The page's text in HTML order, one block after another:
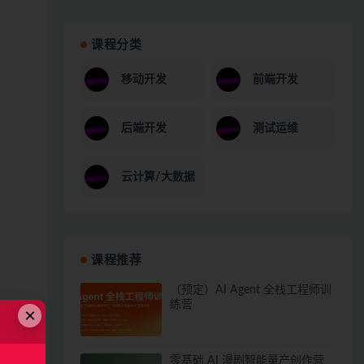
课程分类
移动开发 前端开发
后端开发 测试运维
云计算/大数据
课程推荐
（预定）AI Agent 全栈工程师训
练营
零基础 AI 漫剧智能量产创作营
×